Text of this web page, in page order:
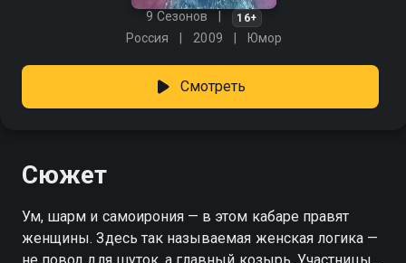
9 Сезонов 16+
Россия 2009 Юмор
Смотреть
Сюжет
Ум, шарм и самоирония — в этом кабаре правят
женщины. Здесь так называемая женская логика —